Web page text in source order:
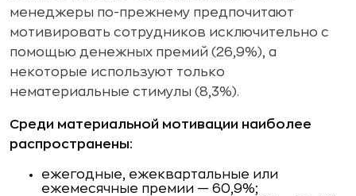
менеджеры по-прежнему предпочитают
мотивировать сотрудников исключительно с
помощью денежных премий (26,9%), а
некоторые используют только
нематериальные стимулы (8,3%).
Среди материальной мотивации наиболее
распространены:
ежегодные, ежеквартальные или
ежемесячные премии — 60,9%;